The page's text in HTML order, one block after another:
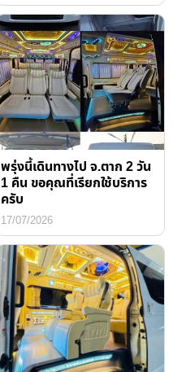
พรุ่งนี้เดินทางไป จ.ตาก 2 วัน
1 คืน ขอคุณที่เรียกใช้บริการ
ครับ
17/07/2026